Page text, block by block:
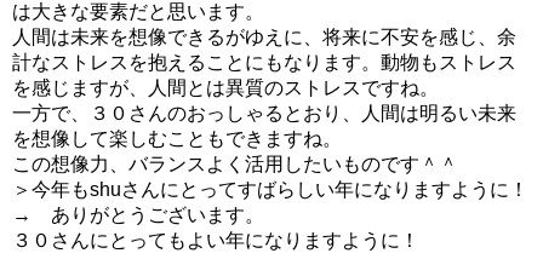
は大きな要素だと思います。
人間は未来を想像できるがゆえに、将来に不安を感じ、余
計なストレスを抱えることにもなります。動物もストレス
を感じますが、人間とは異質のストレスですね。
一方で、３０さんのおっしゃるとおり、人間は明るい未来
を想像して楽しむこともできますね。
この想像力、バランスよく活用したいものです＾＾
＞今年もshuさんにとってすばらしい年になりますように！
→ ありがとうございます。
３０さんにとってもよい年になりますように！